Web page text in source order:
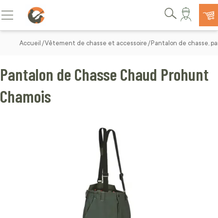
Allez au contenu
Basculer la navigation
Rechercher
Accueil Vêtement de chasse et accessoire Pantalon de chasse,
Pantalon de Chasse Chaud Prohunt
Chamois